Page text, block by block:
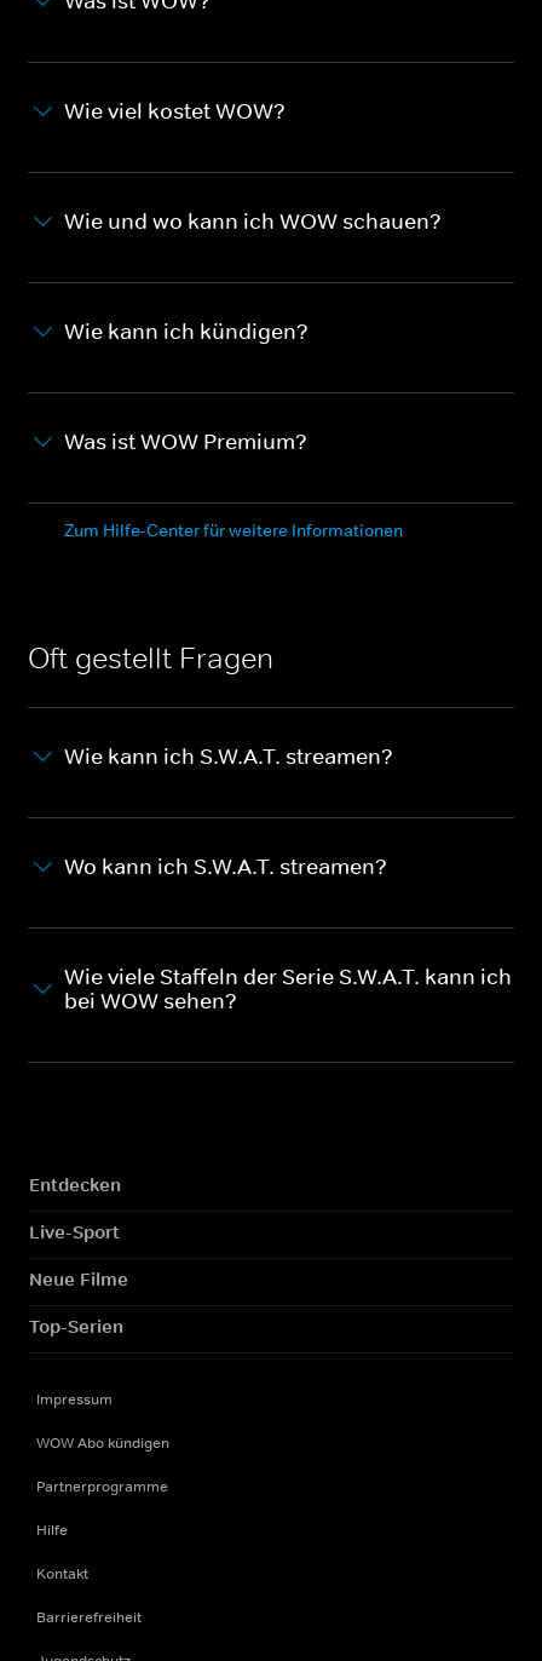
Wie viel kostet WOW?
Wie und wo kann ich WOW schauen?
Wie kann ich kündigen?
Was ist WOW Premium?
Zum Hilfe-Center für weitere Informationen
Oft gestellt Fragen
Wie kann ich S.W.A.T. streamen?
Wo kann ich S.W.A.T. streamen?
Wie viele Staffeln der Serie S.W.A.T. kann ich
bei WOW sehen?
Entdecken
Live-Sport
Neue Filme
Top-Serien
Impressum
WOW Abo kündigen
Partnerprogramme
Hilfe
Kontakt
Barrierefreiheit